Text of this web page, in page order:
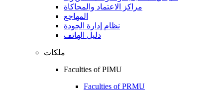
مراكز الاعتماد والمحاكاة
المهاجع
نظام إدارة الجودة
دليل الهاتف
ملكات
Faculties of PIMU
Faculties of PRMU